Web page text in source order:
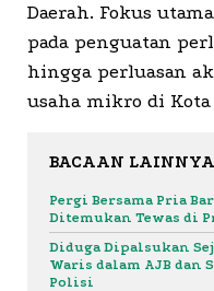
Daerah. Fokus
pada penguatan
hingga perluasan
usaha mikro di Kota
BACAAN LAINNYA
Pergi Bersama Pria
Ditemukan Tewas di
Diduga Dipalsukan
Waris dalam AJB dan
Polisi